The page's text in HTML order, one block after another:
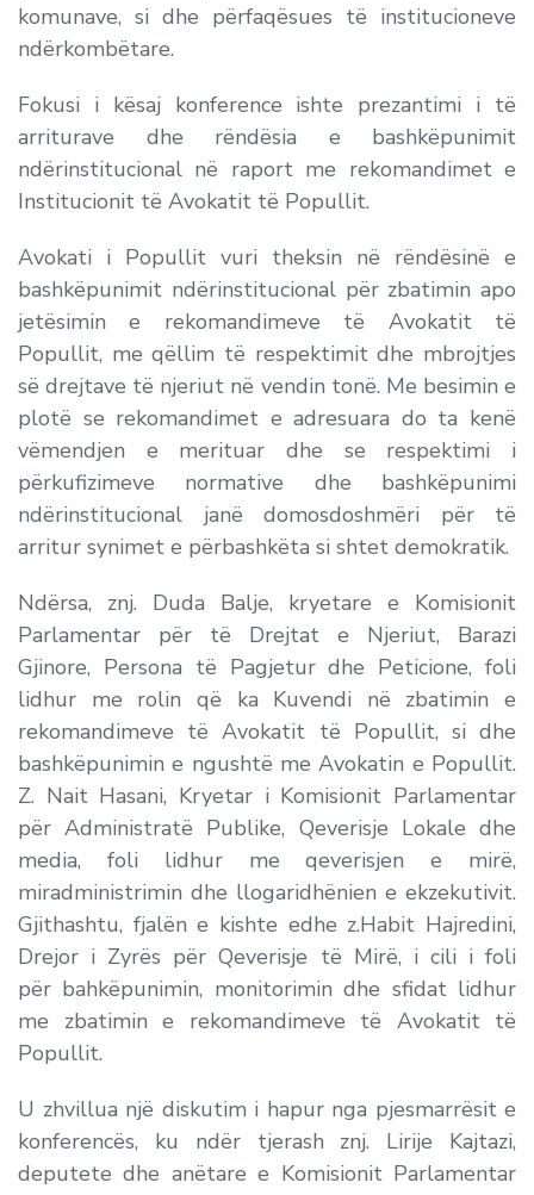
komunave, si dhe përfaqësues të institucioneve
ndërkombëtare.
Fokusi i kësaj konference ishte prezantimi i të
arriturave dhe rëndësia e bashkëpunimit
ndërinstitucional në raport me rekomandimet e
Institucionit të Avokatit të Popullit.
Avokati i Popullit vuri theksin në rëndësinë e
bashkëpunimit ndërinstitucional për zbatimin apo
jetësimin e rekomandimeve të Avokatit të
Popullit, me qëllim të respektimit dhe mbrojtjes
së drejtave të njeriut në vendin tonë. Me besimin e
plotë se rekomandimet e adresuara do ta kenë
vëmendjen e merituar dhe se respektimi i
përkufizimeve normative dhe bashkëpunimi
ndërinstitucional janë domosdoshmëri për të
arritur synimet e përbashkëta si shtet demokratik.
Ndërsa, znj. Duda Balje, kryetare e Komisionit
Parlamentar për të Drejtat e Njeriut, Barazi
Gjinore, Persona të Pagjetur dhe Peticione, foli
lidhur me rolin që ka Kuvendi në zbatimin e
rekomandimeve të Avokatit të Popullit, si dhe
bashkëpunimin e ngushtë me Avokatin e Popullit.
Z. Nait Hasani, Kryetar i Komisionit Parlamentar
për Administratë Publike, Qeverisje Lokale dhe
media, foli lidhur me qeverisjen e mirë,
miradministrimin dhe llogaridhënien e ekzekutivit.
Gjithashtu, fjalën e kishte edhe z.Habit Hajredini,
Drejor i Zyrës për Qeverisje të Mirë, i cili i foli
për bahkëpunimin, monitorimin dhe sfidat lidhur
me zbatimin e rekomandimeve të Avokatit të
Popullit.
U zhvillua një diskutim i hapur nga pjesmarrësit e
konferencës, ku ndër tjerash znj. Lirije Kajtazi,
deputete dhe anëtare e Komisionit Parlamentar